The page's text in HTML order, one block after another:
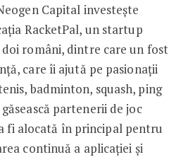
Neogen Capital
Capital investește
RacketPal, un startup
români, dintre care un fost
care îi ajută pe pasionații
badminton, squash, ping
partenerii de joc
fi alocată în principal pentru
continuă a aplicației și